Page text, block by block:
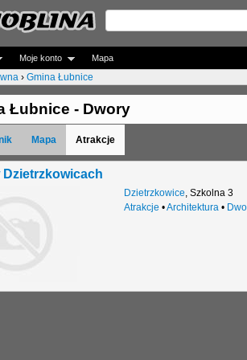
Moje konto Mapa
› Gmina Łubnice
Łubnice - Dwory
Mapa Atrakcje
Dzietrzkowicach
Dzietrzkowice Szkolna 3
Atrakcje •Architektura •